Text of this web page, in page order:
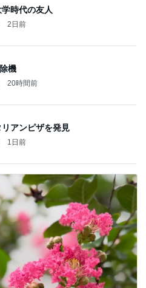
時代の友人
2日前
機
20時間前
アンピザを発見
1日前